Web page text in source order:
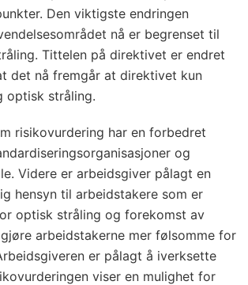
Den viktigste endringen
nå er begrenset til
Tittelen på direktivet er endret
det nå fremgår at direktivet kun
optisk stråling.
risikovurdering har en forbedret
og
Videre er arbeidsgiver pålagt en
hensyn til arbeidstakere som er
optisk stråling og forekomst av
arbeidstakerne mer følsomme for
er pålagt å iverksette
viser en mulighet for